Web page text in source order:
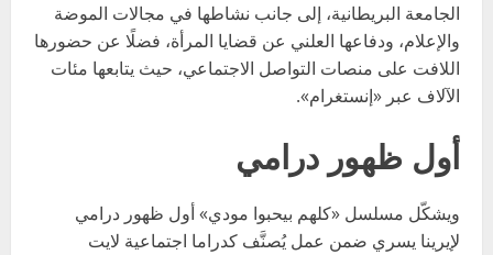
الجامعة البريطانية، إلى جانب نشاطها في مجالات الموضة
والإعلام، ودفاعها العلني عن قضايا المرأة، فضلًا عن حضورها
اللافت على منصات التواصل الاجتماعي، حيث يتابعها مئات
الآلاف عبر «إنستغرام».
أول ظهور درامي
ويشكّل مسلسل «كلهم بيحبوا مودي» أول ظهور درامي
لإيرينا يسري ضمن عمل يُصنَّف كدراما اجتماعية لايت